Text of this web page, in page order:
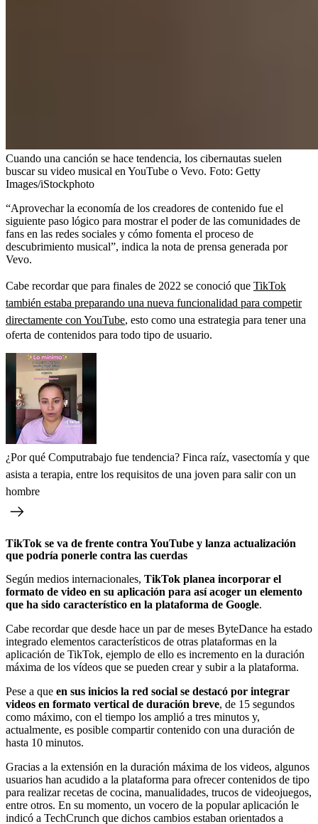
Cuando una canción se hace tendencia, los cibernautas suelen
buscar su video musical en YouTube o Vevo. Foto: Getty
Images/iStockphoto
“Aprovechar la economía de los creadores de contenido fue el
siguiente paso lógico para mostrar el poder de las comunidades de
fans en las redes sociales y cómo fomenta el proceso de
descubrimiento musical”, indica la nota de prensa generada por
Vevo.
Cabe recordar que para finales de 2022 se conoció que TikTok
también estaba preparando una nueva funcionalidad para competir
directamente con YouTube, esto como una estrategia para tener una
oferta de contenidos para todo tipo de usuario.
¿Por qué Computrabajo fue tendencia? Finca raíz, vasectomía y que
asista a terapia, entre los requisitos de una joven para salir con un
hombre
TikTok se va de frente contra YouTube y lanza actualización
que podría ponerle contra las cuerdas
Según medios internacionales, TikTok planea incorporar el
formato de video en su aplicación para así acoger un elemento
que ha sido característico en la plataforma de Google.
Cabe recordar que desde hace un par de meses ByteDance ha estado
integrado elementos característicos de otras plataformas en la
aplicación de TikTok, ejemplo de ello es incremento en la duración
máxima de los vídeos que se pueden crear y subir a la plataforma.
Pese a que en sus inicios la red social se destacó por integrar
videos en formato vertical de duración breve, de 15 segundos
como máximo, con el tiempo los amplió a tres minutos y,
actualmente, es posible compartir contenido con una duración de
hasta 10 minutos.
Gracias a la extensión en la duración máxima de los videos, algunos
usuarios han acudido a la plataforma para ofrecer contenidos de tipo
para realizar recetas de cocina, manualidades, trucos de videojuegos,
entre otros. En su momento, un vocero de la popular aplicación le
indicó a TechCrunch que dichos cambios estaban orientados a